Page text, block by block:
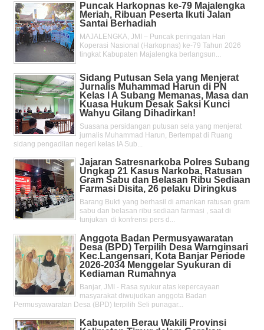
Puncak Harkopnas ke-79 Majalengka
Meriah, Ribuan Peserta Ikuti Jalan
Santai Berhadiah
MAJALENGKA, JMI – Puncak peringatan Hari
Koperasi Nasional (Harkopnas) ke-79 Tahun 2026
tingkat Kabupaten Majalengka berlangsun...
Sidang Putusan Sela yang Menjerat
Jurnalis Muhammad Harun di PN
Kelas l A Subang Memanas, Masa dan
Kuasa Hukum Desak Saksi Kunci
Wahyu Gilang Dihadirkan!
Suasana persidangan putusan sela yang menjerat
jurnalis Muhammad Harun, Bertempat di Ruang
sidang pengadilan negeri kelas IA Sub...
Jajaran Satresnarkoba Polres Subang
Ungkap 21 Kasus Narkoba, Ratusan
Gram Sabu dan Belasan Ribu Sediaan
Farmasi Disita, 26 pelaku Diringkus
Barang Bukti yang berhasil di amankan ratusan gram
sabu dan belasan ribu sediaan farmasi , saat di
tunjukan di konfrensi pers d...
Anggota Badan Permusyawaratan
Desa (BPD) Terpilih Desa Warnginsari
Kec.Langensari, Kota Banjar Periode
2026-2034 Menggelar Syukuran di
Kediaman Rumahnya
Banjar, JMI - Rasa syukur atas kepercayaan
masyarakat diwujudkan anggota Badan
Permusyawaratan Desa (BPD) terpilih Seli punagar...
Kabupaten Berau Wakili Provinsi